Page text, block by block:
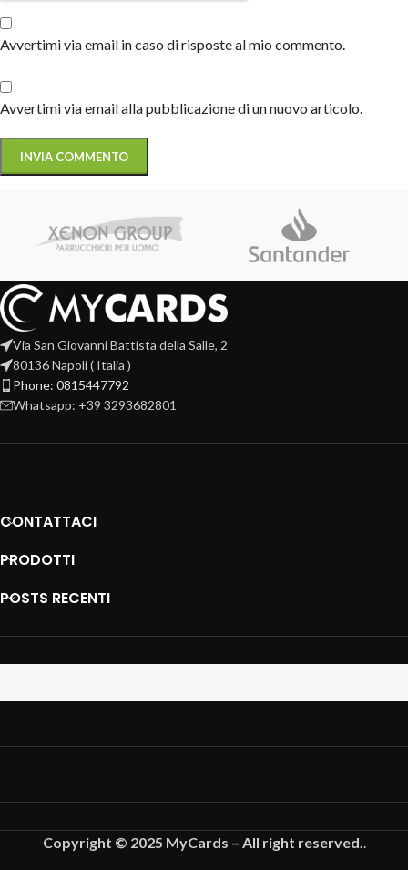
Avvertimi via email in caso di risposte al mio commento.
Avvertimi via email alla pubblicazione di un nuovo articolo.
Via San Giovanni Battista della Salle, 2
80136 Napoli ( Italia )
Phone: 0815447792
Whatsapp: +39 3293682801
CONTATTACI
PRODOTTI
POSTS RECENTI
Copyright © 2025 MyCards – All right reserved..